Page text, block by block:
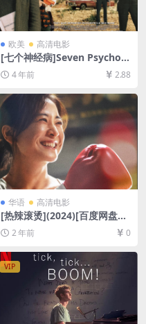
欧美 高清电影
[七个神经病]Seven Psychop
aths (2012)[百度网盘+迅雷云
盘资源1080P超清未删减][MP
4 年前 2.88
华语 高清电影
[热辣滚烫](2024)[百度网盘
+夸克网盘1080P超清未删减
资源][网盘在线播放/下载][MP
4/6.5GB][中文字幕]
2 年前 0
VIP